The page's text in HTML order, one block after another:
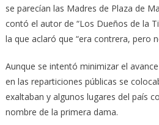
se parecían las Madres de Plaza de
contó el autor de “Los Dueños de la
la que aclaró que “era contrera, pero
Aunque se intentó minimizar el
en las reparticiones públicas se
exaltaban y algunos lugares del país
nombre de la primera dama.